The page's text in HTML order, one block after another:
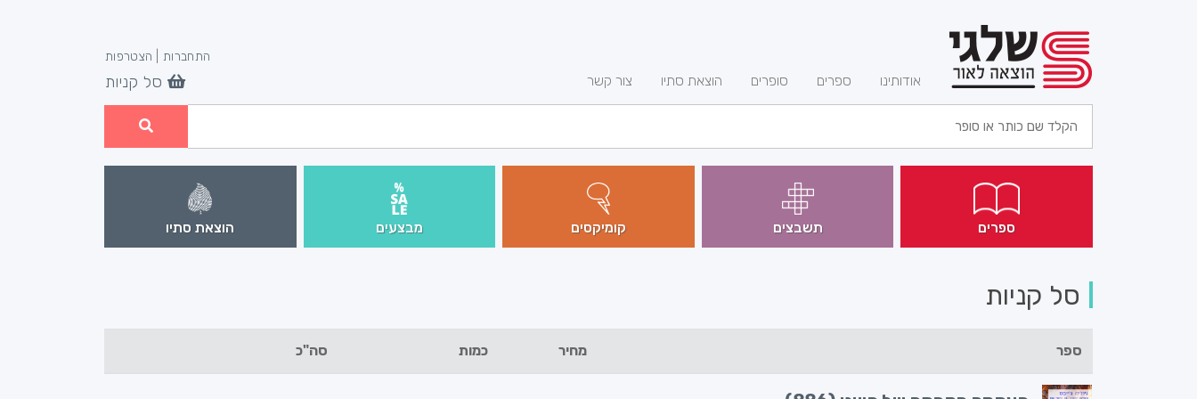
אודותינו ספרים סופרים הוצאת סתיו צור קשר
התחברות הצטרפות
סל קניות
ספרים תשבצים קומיקסים מבצעים הוצאת סתיו
סל קניות
ספר מחיר כמות סה"כ